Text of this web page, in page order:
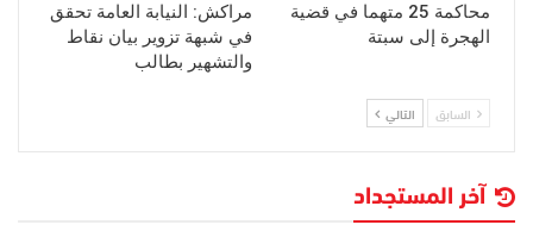
محاكمة 25 متهما في قضية
الهجرة إلى سبتة
مراكش: النيابة العامة تحقق
في شبهة تزوير بيان نقاط
والتشهير بطالب
السابق التالي
آخر المستجداد